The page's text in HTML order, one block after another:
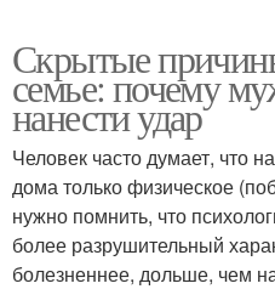
Скрытые
семье: почему
нанести удар
Человек часто думает, что
дома только физическое
нужно помнить, что
более разрушительный
болезненнее, дольше, чем